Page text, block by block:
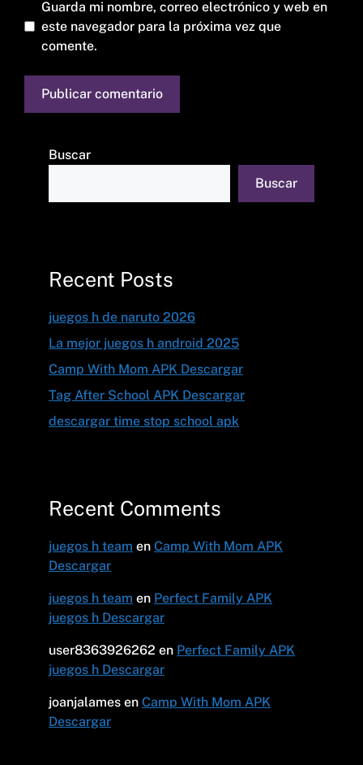
Guarda mi nombre, correo electrónico y web en
este navegador para la próxima vez que
comente.
Buscar
Buscar
Recent Posts
juegos h de naruto 2026
La mejor juegos h android 2025
Camp With Mom APK Descargar
Tag After School APK Descargar
descargar time stop school apk
Recent Comments
juegos h team en Camp With Mom APK
Descargar
juegos h team en Perfect Family APK
juegos h Descargar
user8363926262 en Perfect Family APK
juegos h Descargar
joanjalames en Camp With Mom APK
Descargar